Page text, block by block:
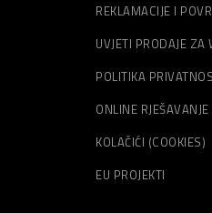
REKLAMACIJE I
UVJETI PRODAJE ZA
POLITIKA
ONLINE
KOLAČIĆI (COOKIES)
EU PROJEKTI